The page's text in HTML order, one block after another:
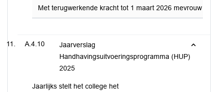
Met terugwerkende kracht tot 1 maart 2026 mevrouw E.
A.4.10
Jaarverslag
Handhavingsuitvoeringsprogramma (HUP)
2025
Jaarlijks stelt het college het